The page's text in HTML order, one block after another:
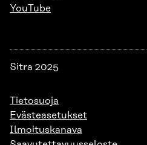
YouTube
Sitra 2025
Tietosuoja
Evästeasetukset
Ilmoituskanava